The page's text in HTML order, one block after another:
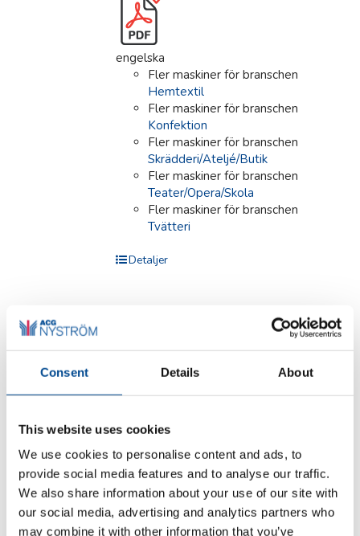
Consent Details About
This website uses cookies
We use cookies to personalise content and ads, to
provide social media features and to analyse our traffic.
We also share information about your use of our site with
our social media, advertising and analytics partners who
may combine it with other information that you’ve
engelska
Fler maskiner för branschen
Hemtextil
Fler maskiner för branschen
Konfektion
Fler maskiner för branschen
Skrädderi/Ateljé/Butik
Fler maskiner för branschen
Teater/Opera/Skola
Fler maskiner för branschen
Tvätteri
Detaljer
Juki DLN-9010A
nålmatning
Industrisymaskin
med nålmatning för
tunna och
medelgrova material